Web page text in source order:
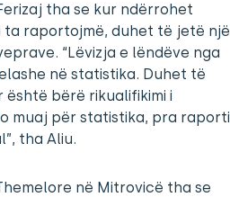
tha se kur ndërrohet
ta raportojmë, duhet të jetë një
“Lëvizja e lëndëve nga
në statistika. Duhet të
bërë rikualifikimi i
muaj për statistika, pra raporti
tha Aliu.
në Mitrovicë tha se